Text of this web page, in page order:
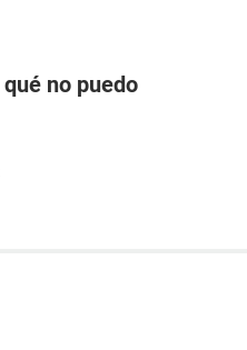
no puedo